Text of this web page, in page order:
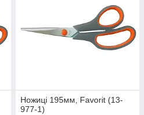
Ножиці 195мм, Favorit (13-
977-1)